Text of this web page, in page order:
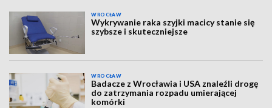
WROCŁAW
Wykrywanie raka szyjki macicy stanie się
szybsze i skuteczniejsze
WROCŁAW
Badacze z Wrocławia i USA znaleźli drogę
do zatrzymania rozpadu umierającej
komórki